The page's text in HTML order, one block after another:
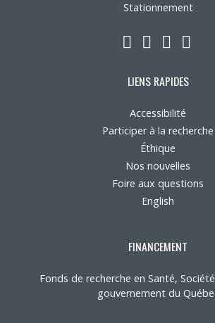
Stationnement
LinkedIn
YouTube
LIENS RAPIDES
Accessibilité
Participer à la recherche
Éthique
Nos nouvelles
Foire aux questions
English
FINANCEMENT
Fonds de recherche en Santé,
gouvernement du